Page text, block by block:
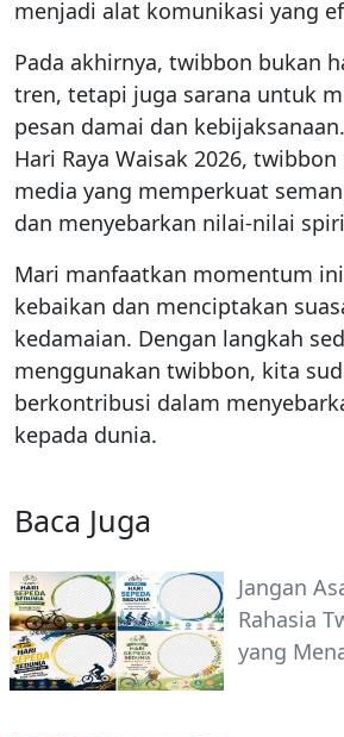
menjadi alat komunikasi yang
Pada akhirnya, twibbon bukan
tren, tetapi juga sarana untuk
pesan damai dan
Hari Raya Waisak 2026,
media yang memperkuat
dan menyebarkan nilai-nilai
Mari manfaatkan momentum
kebaikan dan menciptakan
kedamaian. Dengan langkah
menggunakan twibbon, kita
berkontribusi dalam
kepada dunia.
Baca Juga
Jangan
Rahasia
yang